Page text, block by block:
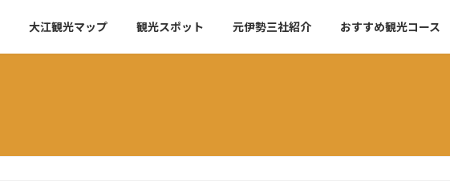
大江観光マップ 観光スポット 元伊勢三社紹介 おすすめ観光コース